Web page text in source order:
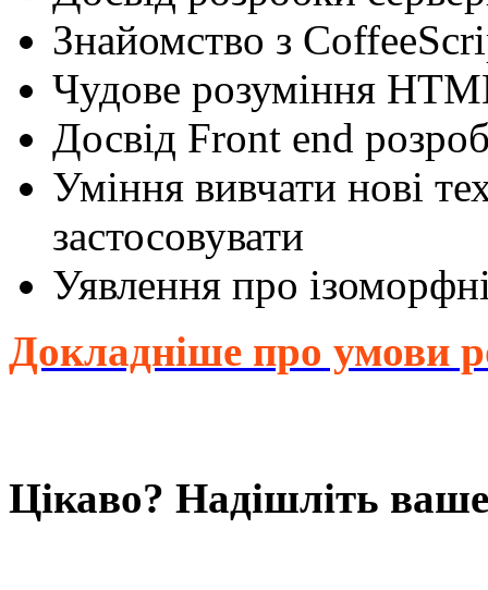
Знайомство з
Чудове розуміння
Досвід Front end
Уміння вивчати нові
застосовувати
Уявлення про
Докладніше про умови
Цікаво? Надішліть